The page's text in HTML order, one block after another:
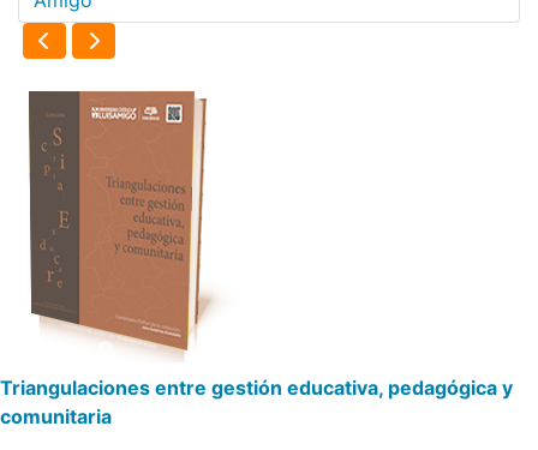
educativa, pedagógica y
Pensar para resolver.